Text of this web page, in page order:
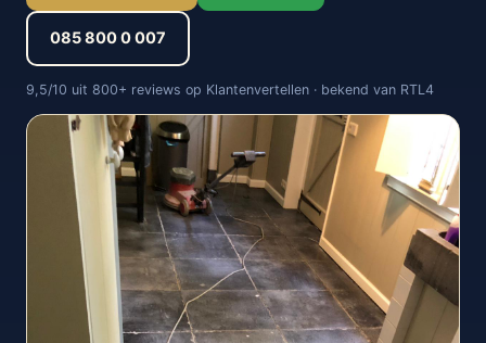
085 800 0 007
9,5/10 uit 800+ reviews op Klantenvertellen · bekend van RTL4